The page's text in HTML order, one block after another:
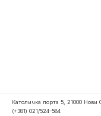
Католичка порта 5, 21000 Нови
(+381) 021/524-584